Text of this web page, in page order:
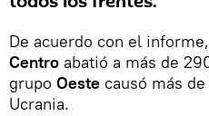
De acuerdo con el
Centro abatió a más de
grupo Oeste causó más
Ucrania.